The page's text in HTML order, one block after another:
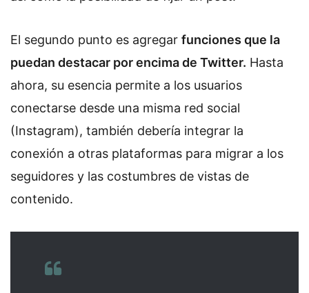
El segundo punto es agregar funciones que la
puedan destacar por encima de Twitter. Hasta
ahora, su esencia permite a los usuarios
conectarse desde una misma red social
(Instagram), también debería integrar la
conexión a otras plataformas para migrar a los
seguidores y las costumbres de vistas de
contenido.